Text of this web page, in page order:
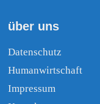
über uns
Datenschutz
Humanwirtschaft
Impressum